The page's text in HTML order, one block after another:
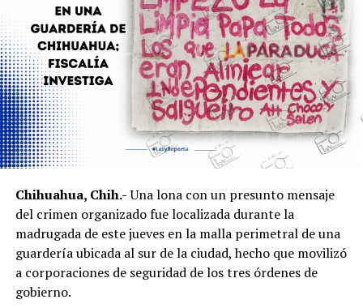
Chihuahua, Chih.-Una lona con un presunto mensaje
del crimen organizado fue localizada durante la
madrugada de este jueves en la malla perimetral de una
guardería ubicada al sur de la ciudad, hecho que movilizó
a corporaciones de seguridad de los tres órdenes de
gobierno.